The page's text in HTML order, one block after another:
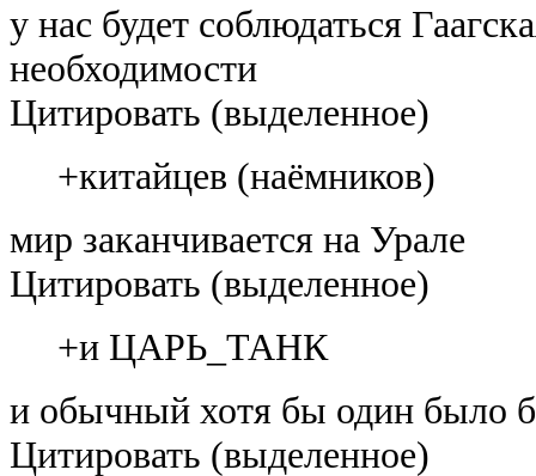
у нас будет соблюдаться
необходимости
Цитировать (выделенное)
+китайцев (наёмников)
мир заканчивается на Урале
Цитировать (выделенное)
+и ЦАРЬ_ТАНК
и обычный хотя бы один было
Цитировать (выделенное)